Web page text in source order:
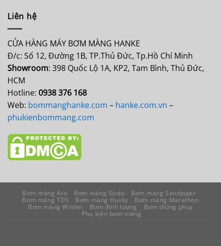
Liên hệ
CỬA HÀNG MÁY BƠM MÀNG HANKE
Đ/c: Số 12, Đường 1B, TP.Thủ Đức, Tp.Hồ Chí Minh
Showroom: 398 Quốc Lộ 1A, KP2, Tam Bình, Thủ Đức,
HCM
Hotline: 0938 376 168
Web: bommanghanke.com – hanke.com.vn –
phukienbommang.com
Bơm màng Aro Bơm màng Godo
Bơm màng Sandpiper
Bơm màng TDS
Bơm màng Husky
Bơm màng Marathon
Bơm màng Wilden
Bơm định lượng
Bơm thùng phuy
Phụ kiện bơm màng